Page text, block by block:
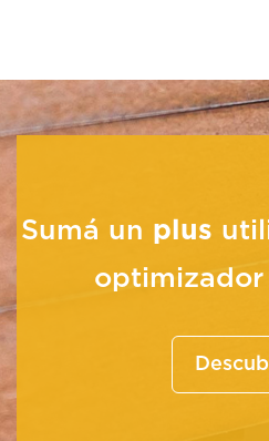
Tirador barra
Sumá un plus
optimizador